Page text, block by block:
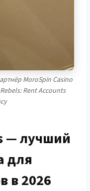
MoroSpin Casino
Rent Accounts
— лучший
для
в 2026